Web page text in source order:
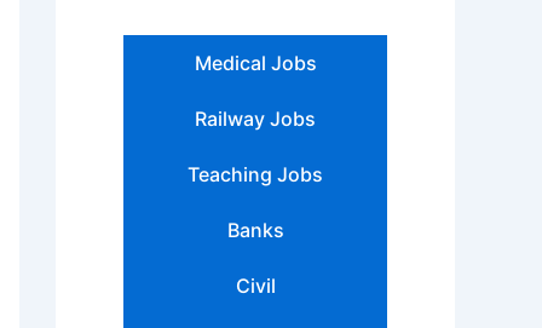
Medical Jobs
Railway Jobs
Teaching Jobs
Banks
Civil